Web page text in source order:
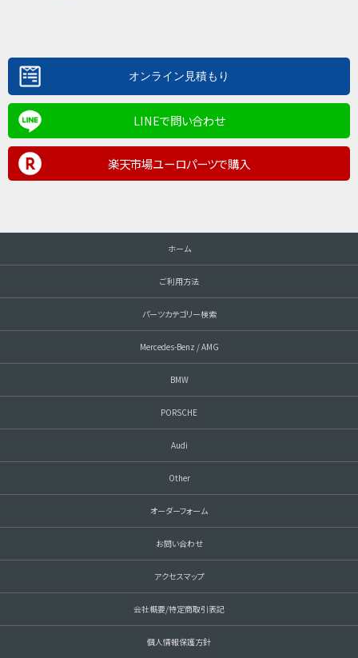
LINEで問い合わせ
楽天市場ユーロパーツで購入
ホーム
ご利用方法
パーツカテゴリー検索
Mercedes-Benz / AMG
BMW
PORSCHE
Audi
Other
オーダーフォーム
お問い合わせ
アクセスマップ
会社概要/特定商取引表記
個人情報保護方針